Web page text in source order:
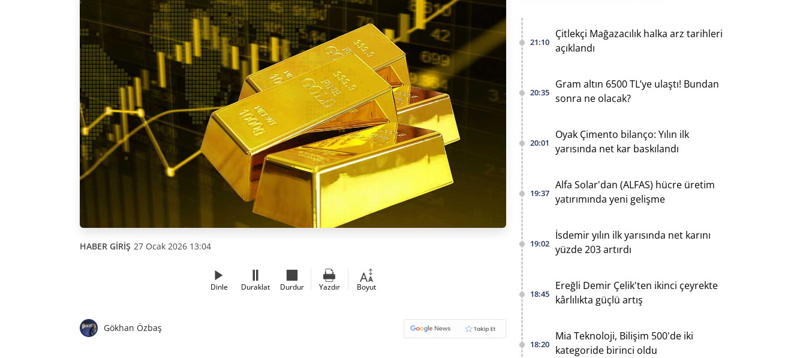
HABER GİRİŞ 27 Ocak 2026 13:04
Dinle Duraklat Durdur Yazdır Boyut
Gökhan Özbaş
21:10
Çitlekçi Mağazacılık halka arz tarihleri
açıklandı
20:35
Gram altın 6500 TL’ye ulaştı! Bundan
sonra ne olacak?
20:01
Oyak Çimento bilanço: Yılın ilk
yarısında net kar baskılandı
19:37
Alfa Solar'dan (ALFAS) hücre üretim
yatırımında yeni gelişme
19:02
İsdemir yılın ilk yarısında net karını
yüzde 203 artırdı
18:45
Ereğli Demir Çelik'ten ikinci çeyrekte
kârlılıkta güçlü artış
18:20
Mia Teknoloji, Bilişim 500'de iki
kategoride birinci oldu